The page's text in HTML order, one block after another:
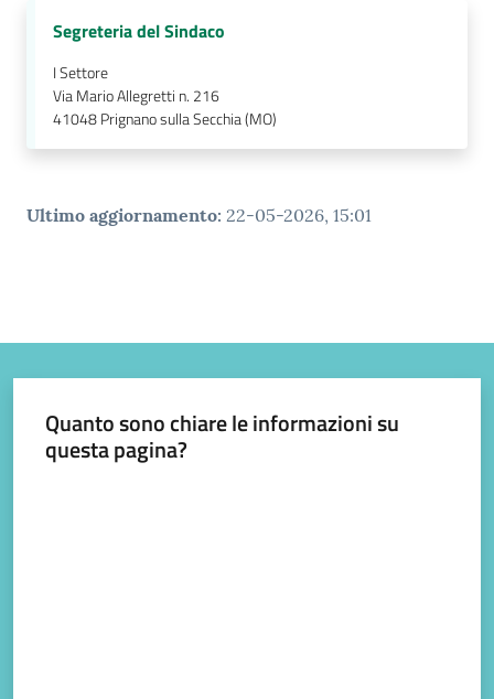
Street
gli
Segreteria del Sindaco
I Settore
Via Mario Allegretti n. 216
41048Prignano sulla Secchia (MO)
Ultimo aggiornamento: 22-05-2026, 15:01
Quanto sono chiare le informazioni su
questa pagina?